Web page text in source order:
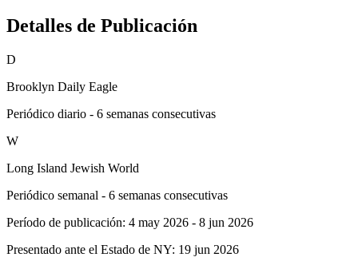
Detalles de Publicación
D
Brooklyn Daily Eagle
Periódico diario - 6 semanas consecutivas
W
Long Island Jewish World
Periódico semanal - 6 semanas consecutivas
Período de publicación: 4 may 2026 - 8 jun 2026
Presentado ante el Estado de NY: 19 jun 2026